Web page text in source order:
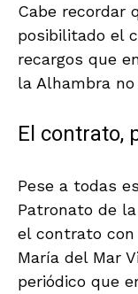
Cabe recordar
posibilitado el
recargos que
la Alhambra
El contrato,
Pese a todas
Patronato de
el contrato con
María del Mar
periódico que